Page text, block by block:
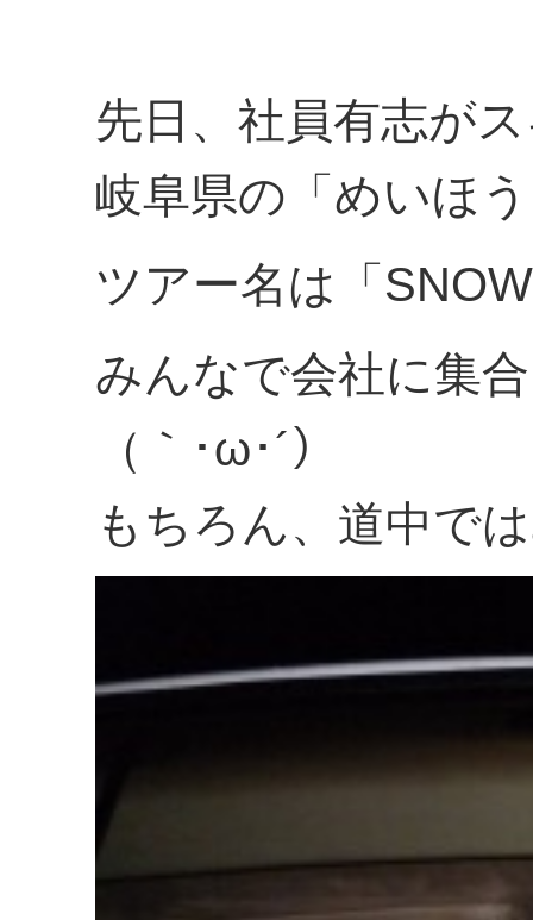
先日、社員有志が
岐阜県の「めいほ
ツアー名は「
みんなで会社に集
（｀･ω･´）
もちろん、道中で